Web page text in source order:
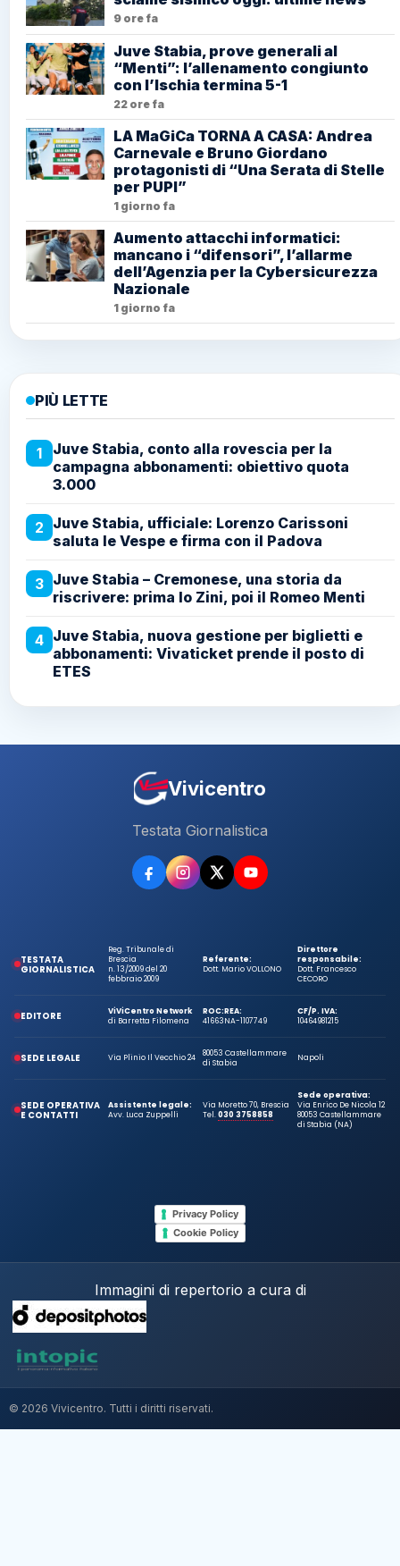
9 ore fa
Juve Stabia, prove generali al
“Menti”: l’allenamento congiunto
con l’Ischia termina 5-1
22 ore fa
LA MaGiCa TORNA A CASA: Andrea
Carnevale e Bruno Giordano
protagonisti di “Una Serata di Stelle
per PUPI”
1 giorno fa
Aumento attacchi informatici:
mancano i “difensori”, l’allarme
dell’Agenzia per la Cybersicurezza
Nazionale
1 giorno fa
PIÙ LETTE
1
Juve Stabia, conto alla rovescia per la
campagna abbonamenti: obiettivo quota
3.000
2 Juve Stabia, ufficiale: Lorenzo Carissoni
saluta le Vespe e firma con il Padova
3 Juve Stabia – Cremonese, una storia da
riscrivere: prima lo Zini, poi il Romeo Menti
4 Juve Stabia, nuova gestione per biglietti e
abbonamenti: Vivaticket prende il posto di
ETES
Vivicentro
Testata Giornalistica
TESTATA
GIORNALISTICA
Reg. Tribunale di
Brescia
n. 13/2009 del 20
febbraio 2009
Referente:
Dott. Mario VOLLONO
Direttore
responsabile:
Dott. Francesco
CECORO
EDITORE
ViViCentro Network
di Barretta Filomena
ROC:
41663
REA:
NA-1107749
CF/P. IVA:
10464981215
SEDE LEGALE Via Plinio Il Vecchio 24
80053 Castellammare
di Stabia
Napoli
SEDE OPERATIVA
E CONTATTI
Assistente legale:
Avv. Luca Zuppelli
Via Moretto 70, Brescia
Tel.030 3758858
Sede operativa:
Via Enrico De Nicola 12
80053 Castellammare
di Stabia (NA)
Privacy Policy
Cookie Policy
Immagini di repertorio a cura di
© 2026 Vivicentro. Tutti i diritti riservati.